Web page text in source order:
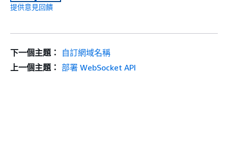
提供意見回饋
下一個主題：
自訂網域名稱
上一個主題： 部署 WebSocket API